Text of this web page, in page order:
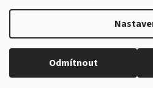
Odmítnout
Nový obchod s batohy, cestovními
Copyright 2026hotovebryle.cz
.